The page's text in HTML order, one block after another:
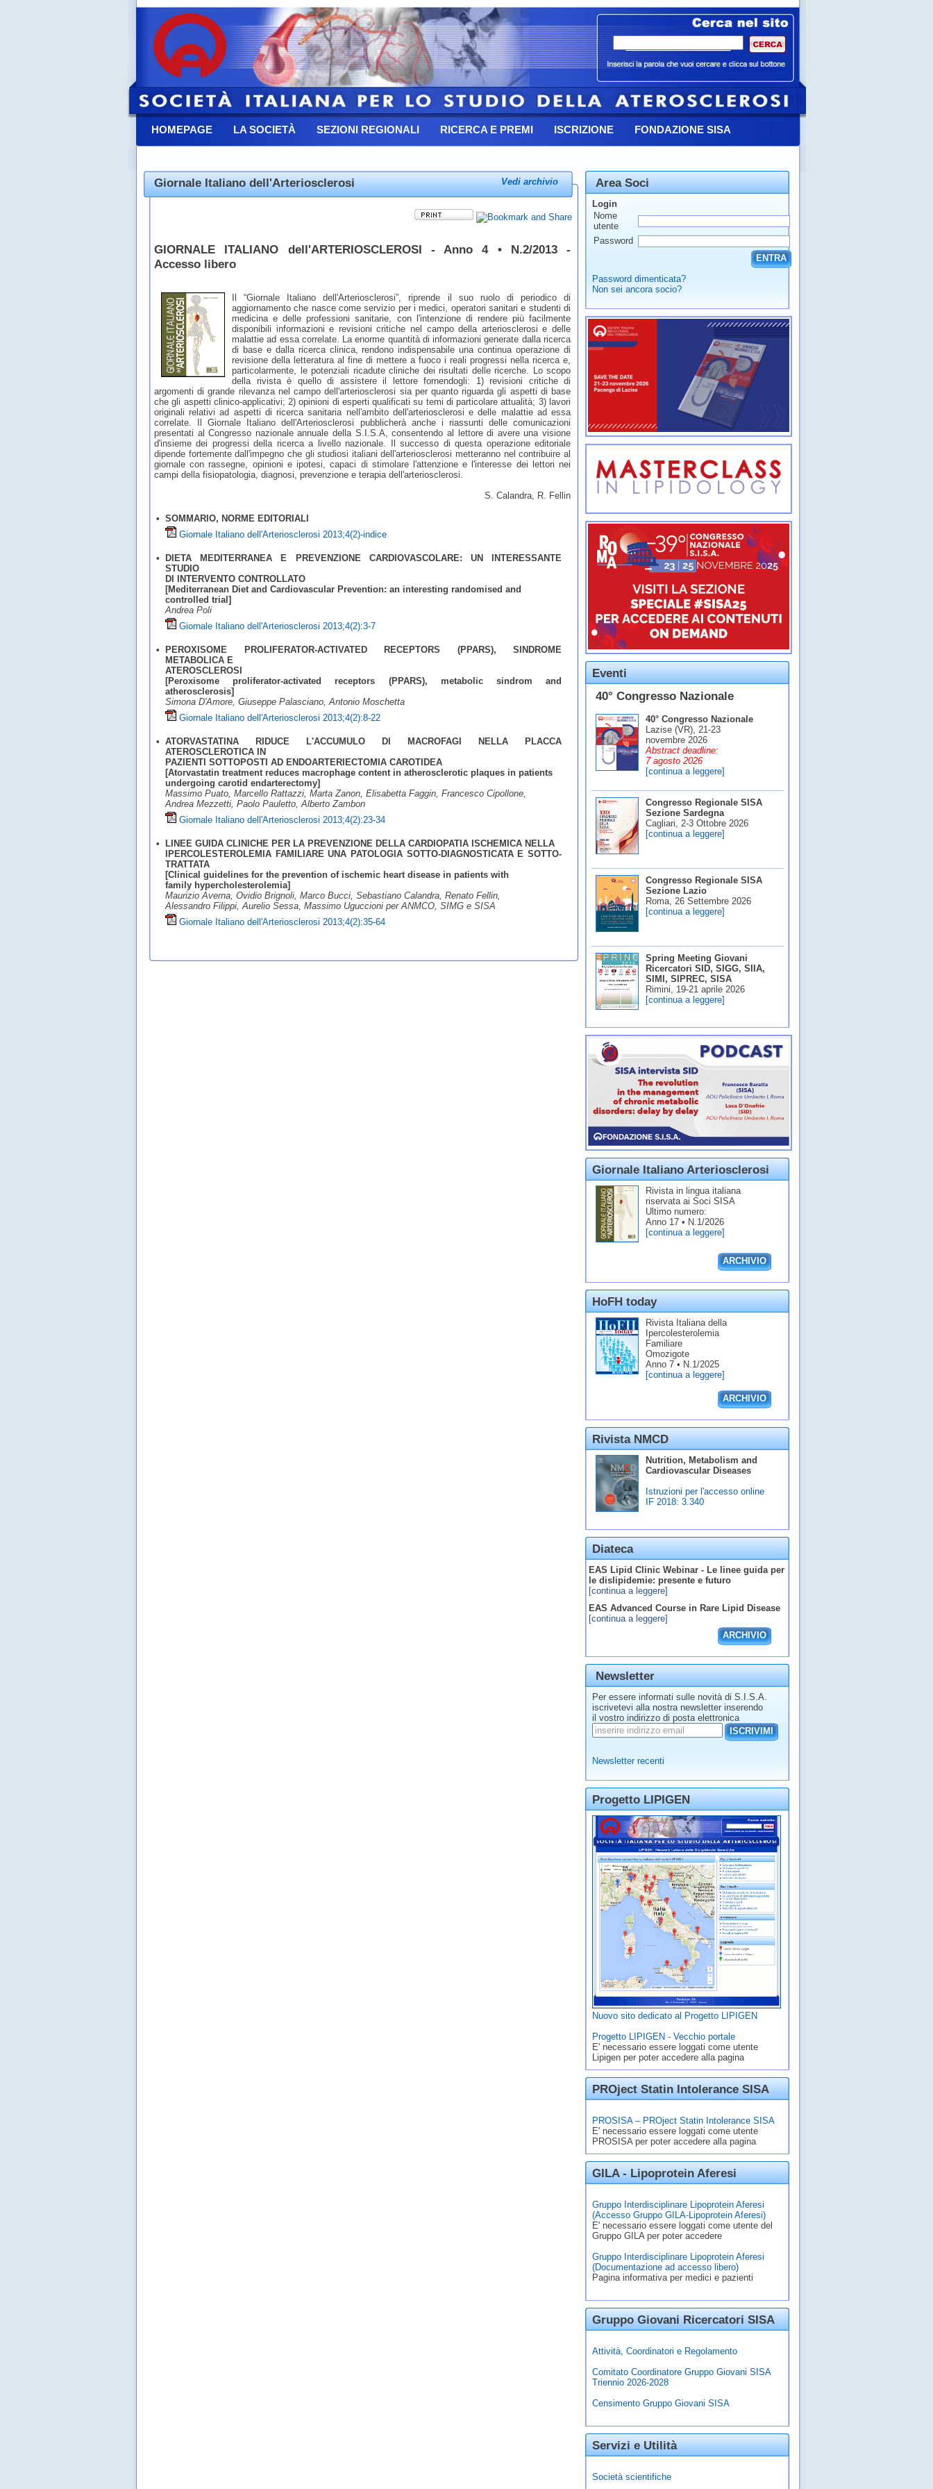
HOMEPAGE LA SOCIETÀ SEZIONI REGIONALI RICERCA E PREMI ISCRIZIONE FONDAZIONE SISA
Giornale Italiano dell'Arteriosclerosi Vedi archivio
GIORNALE ITALIANO dell'ARTERIOSCLEROSI - Anno 4 • N.2/2013 -
Accesso libero
Il “Giornale Italiano dell'Arteriosclerosi”, riprende il suo ruolo di periodico di
aggiornamento che nasce come servizio per i medici, operatori sanitari e studenti di
medicina e delle professioni sanitarie, con l'intenzione di rendere più facilmente
disponibili informazioni e revisioni critiche nel campo della arteriosclerosi e delle
malattie ad essa correlate. La enorme quantità di informazioni generate dalla ricerca
di base e dalla ricerca clinica, rendono indispensabile una continua operazione di
revisione della letteratura al fine di mettere a fuoco i reali progressi nella ricerca e,
particolarmente, le potenziali ricadute cliniche dei risultati delle ricerche. Lo scopo
della rivista è quello di assistere il lettore fornendogli: 1) revisioni critiche di
argomenti di grande rilevanza nel campo dell'arteriosclerosi sia per quanto riguarda gli aspetti di base
che gli aspetti clinico-applicativi; 2) opinioni di esperti qualificati su temi di particolare attualità; 3) lavori
originali relativi ad aspetti di ricerca sanitaria nell'ambito dell'arteriosclerosi e delle malattie ad essa
correlate. Il Giornale Italiano dell'Arteriosclerosi pubblicherà anche i riassunti delle comunicazioni
presentati al Congresso nazionale annuale della S.I.S.A, consentendo al lettore di avere una visione
d'insieme dei progressi della ricerca a livello nazionale. Il successo di questa operazione editoriale
dipende fortemente dall'impegno che gli studiosi italiani dell'arteriosclerosi metteranno nel contribuire al
giornale con rassegne, opinioni e ipotesi, capaci di stimolare l'attenzione e l'interesse dei lettori nei
campi della fisiopatologia, diagnosi, prevenzione e terapia dell'arteriosclerosi.
S. Calandra, R. Fellin
• SOMMARIO, NORME EDITORIALI
Giornale Italiano dell'Arteriosclerosi 2013;4(2)-indice
•
DIETA MEDITERRANEA E PREVENZIONE CARDIOVASCOLARE: UN INTERESSANTE
STUDIO
DI INTERVENTO CONTROLLATO
[Mediterranean Diet and Cardiovascular Prevention: an interesting randomised and
controlled trial]
Andrea Poli
Giornale Italiano dell'Arteriosclerosi 2013;4(2):3-7
•
PEROXISOME PROLIFERATOR-ACTIVATED RECEPTORS (PPARS), SINDROME
METABOLICA E
ATEROSCLEROSI
[Peroxisome proliferator-activated receptors (PPARS), metabolic sindrom and
atherosclerosis]
Simona D'Amore, Giuseppe Palasciano, Antonio Moschetta
Giornale Italiano dell'Arteriosclerosi 2013;4(2):8-22
• ATORVASTATINA RIDUCE L'ACCUMULO DI MACROFAGI NELLA PLACCA
ATEROSCLEROTICA IN
PAZIENTI SOTTOPOSTI AD ENDOARTERIECTOMIA CAROTIDEA
[Atorvastatin treatment reduces macrophage content in atherosclerotic plaques in patients
undergoing carotid endarterectomy]
Massimo Puato, Marcello Rattazzi, Marta Zanon, Elisabetta Faggin, Francesco Cipollone,
Andrea Mezzetti, Paolo Pauletto, Alberto Zambon
Giornale Italiano dell'Arteriosclerosi 2013;4(2):23-34
•
LINEE GUIDA CLINICHE PER LA PREVENZIONE DELLA CARDIOPATIA ISCHEMICA NELLA
IPERCOLESTEROLEMIA FAMILIARE UNA PATOLOGIA SOTTO-DIAGNOSTICATA E SOTTO-
TRATTATA
[Clinical guidelines for the prevention of ischemic heart disease in patients with
family hypercholesterolemia]
Maurizio Averna, Ovidio Brignoli, Marco Bucci, Sebastiano Calandra, Renato Fellin,
Alessandro Filippi, Aurelio Sessa, Massimo Uguccioni per ANMCO, SIMG e SISA
Giornale Italiano dell'Arteriosclerosi 2013;4(2):35-64
Area Soci
Login
Nome
utente
Password
ENTRA
Password dimenticata?
Non sei ancora socio?
Eventi
40° Congresso Nazionale
40° Congresso Nazionale
Lazise (VR), 21-23
novembre 2026
Abstract deadline:
7 agosto 2026
[continua a leggere]
Congresso Regionale SISA
Sezione Sardegna
Cagliari, 2-3 Ottobre 2026
[continua a leggere]
Congresso Regionale SISA
Sezione Lazio
Roma, 26 Settembre 2026
[continua a leggere]
Spring Meeting Giovani
Ricercatori SID, SIGG, SIIA,
SIMI, SIPREC, SISA
Rimini, 19-21 aprile 2026
[continua a leggere]
Giornale Italiano Arteriosclerosi
Rivista in lingua italiana
riservata ai Soci SISA
Ultimo numero:
Anno 17 • N.1/2026
[continua a leggere]
ARCHIVIO
HoFH today
Rivista Italiana della
Ipercolesterolemia
Familiare
Omozigote
Anno 7 • N.1/2025
[continua a leggere]
ARCHIVIO
Rivista NMCD
Nutrition, Metabolism and
Cardiovascular Diseases
Istruzioni per l'accesso online
IF 2018: 3.340
Diateca
EAS Lipid Clinic Webinar - Le linee guida per
le dislipidemie: presente e futuro
[continua a leggere]
EAS Advanced Course in Rare Lipid Disease
[continua a leggere]
ARCHIVIO
Newsletter
Per essere informati sulle novità di S.I.S.A.
iscrivetevi alla nostra newsletter inserendo
il vostro indirizzo di posta elettronica
ISCRIVIMI
Newsletter recenti
Progetto LIPIGEN
Nuovo sito dedicato al Progetto LIPIGEN
Progetto LIPIGEN - Vecchio portale
E' necessario essere loggati come utente
Lipigen per poter accedere alla pagina
PROject Statin Intolerance SISA
PROSISA – PROject Statin Intolerance SISA
E' necessario essere loggati come utente
PROSISA per poter accedere alla pagina
GILA - Lipoprotein Aferesi
Gruppo Interdisciplinare Lipoprotein Aferesi
(Accesso Gruppo GILA-Lipoprotein Aferesi)
E' necessario essere loggati come utente del
Gruppo GILA per poter accedere
Gruppo Interdisciplinare Lipoprotein Aferesi
(Documentazione ad accesso libero)
Pagina informativa per medici e pazienti
Gruppo Giovani Ricercatori SISA
Attività, Coordinatori e Regolamento
Comitato Coordinatore Gruppo Giovani SISA
Triennio 2026-2028
Censimento Gruppo Giovani SISA
Servizi e Utilità
Società scientifiche